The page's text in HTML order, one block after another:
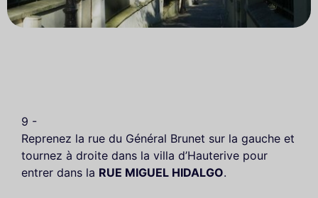
9 -
Reprenez la rue du Général Brunet sur la gauche et
tournez à droite dans la villa d’Hauterive pour
entrer dans la RUE MIGUEL HIDALGO.